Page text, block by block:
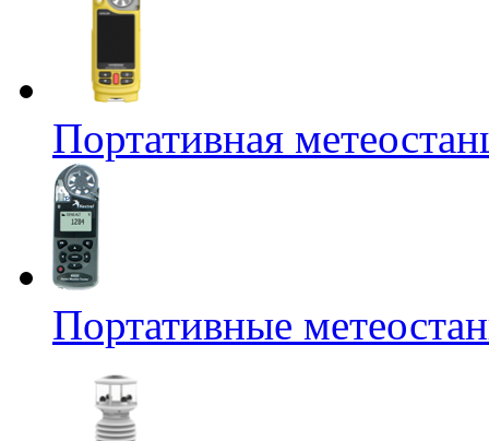
Портативная
Портативные